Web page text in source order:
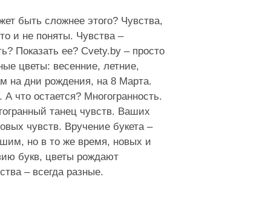
порадовать мою любимую дочь в этот
важный день!
Михаил Глазко, 17.02.2026 19:49:52
Нашел сервис обычным запросом в
гугле. Нужно было доставить цветы
дочке, которая учится в Минске. Так
вот, сидя в Ташкенте, позвонил,
ответил парень Иван (забегая вперед,
скажу, что дополнительно связалась
и другой менеджер Мария для
дополнительных вопросов и
быть сложнее этого? Чувства,
и не поняты. Чувства –
Показать ее? Cvety.by – просто
цветы: весенние, летние,
на дни рождения, на 8 Марта.
остается? Многогранность.
танец чувств. Ваших
чувств. Вручение букета –
но в то же время, новых и
букв, цветы рождают
– всегда разные.